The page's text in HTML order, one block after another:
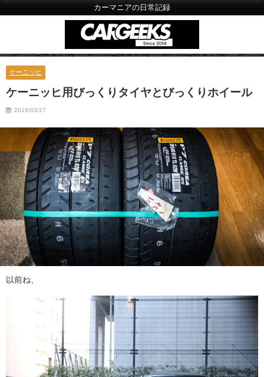
カーマニアの日常記録
ケーニッヒ
ケーニッヒ用びっくりタイヤとびっくりホイール
2019/03/27
以前ね、